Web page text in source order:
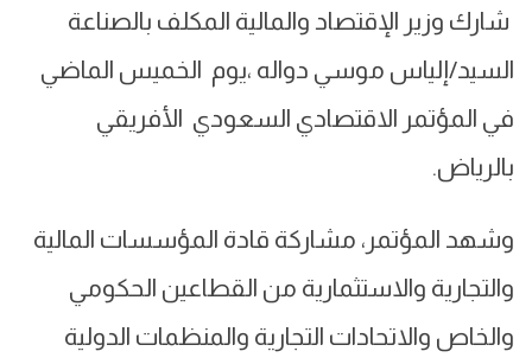
شارك وزير الإقتصاد والمالية المكلف بالصناعة
السيد/إلياس موسي دواله ،يوم الخميس الماضي
في المؤتمر الاقتصادي السعودي الأفريقي
بالرياض.
وشهد المؤتمر، مشاركة قادة المؤسسات المالية
والتجارية والاستثمارية من القطاعين الحكومي
والخاص والاتحادات التجارية والمنظمات الدولية